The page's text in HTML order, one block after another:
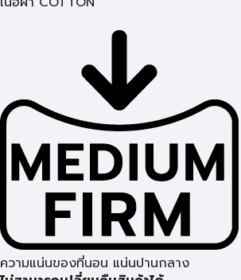
ความแน่นของที่นอน แน่นปานกลาง